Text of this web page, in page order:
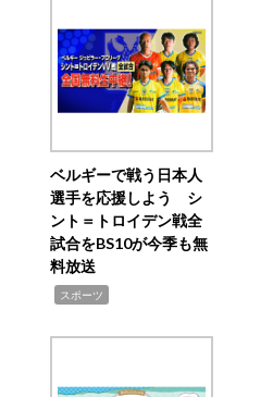
ベルギーで戦う日本人
選手を応援しよう シ
ント＝トロイデン戦全
試合をBS10が今季も無
料放送
スポーツ